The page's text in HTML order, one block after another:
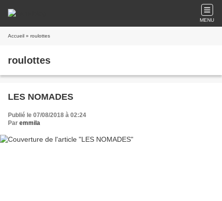
MENU
Accueil » roulottes
roulottes
LES NOMADES
Publié le 07/08/2018 à 02:24
Par emmila